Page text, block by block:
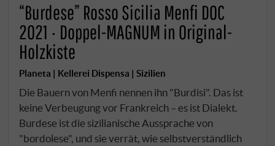
“Burdese” Rosso Sicilia Menfi DOC
2021 · Doppel-MAGNUM in Original-
Holzkiste
Planeta | Kellerei Dispensa | Sizilien
Die Bauern von Menfi nennen ihn "Burdisi". Das ist
keine Verbeugung vor Frankreich – es ist Dialekt.
Burdese ist die sizilianische Aussprache von
"bordolese", und sie verrät, wie selbstverständlich